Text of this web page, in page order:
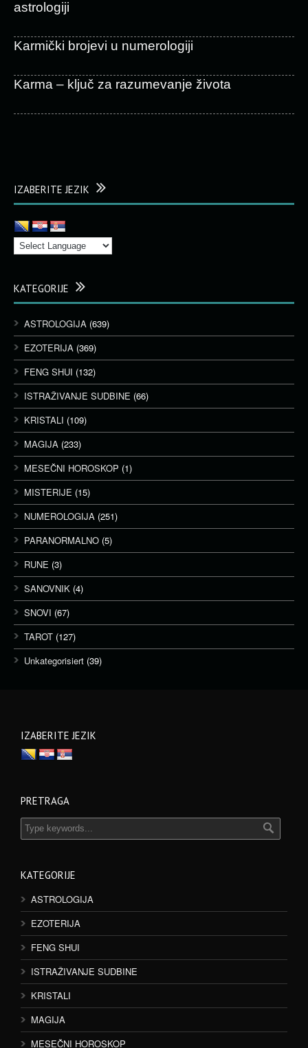
astrologiji
Karmički brojevi u numerologiji
Karma – ključ za razumevanje života
IZABERITE JEZIK
KATEGORIJE
ASTROLOGIJA (639)
EZOTERIJA (369)
FENG SHUI (132)
ISTRAŽIVANJE SUDBINE (66)
KRISTALI (109)
MAGIJA (233)
MESEČNI HOROSKOP (1)
MISTERIJE (15)
NUMEROLOGIJA (251)
PARANORMALNO (5)
RUNE (3)
SANOVNIK (4)
SNOVI (67)
TAROT (127)
Unkategorisiert (39)
IZABERITE JEZIK
PRETRAGA
KATEGORIJE
ASTROLOGIJA
EZOTERIJA
FENG SHUI
ISTRAŽIVANJE SUDBINE
KRISTALI
MAGIJA
MESEČNI HOROSKOP